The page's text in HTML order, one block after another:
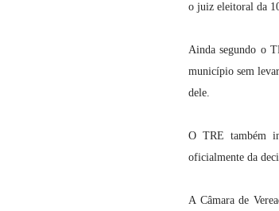
o juiz eleitoral da
Ainda segundo o
município sem
dele.
O TRE também
oficialmente da
A Câmara de